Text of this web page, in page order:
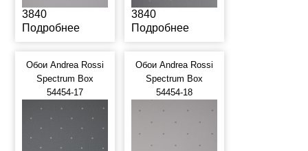
3840
Подробнее
3840
Подробнее
Обои Andrea Rossi
Spectrum Box
54454-17
Обои Andrea Rossi
Spectrum Box
54454-18